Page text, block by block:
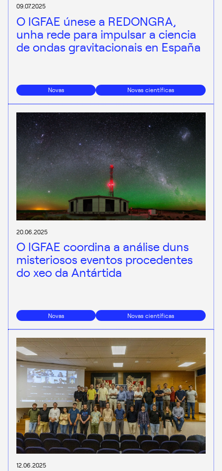
09.07.2025
O IGFAE únese a REDONGRA,
unha rede para impulsar a ciencia
de ondas gravitacionais en España
Novas Novas científicas
20.06.2025
O IGFAE coordina a análise duns
misteriosos eventos procedentes
do xeo da Antártida
Novas Novas científicas
12.06.2025